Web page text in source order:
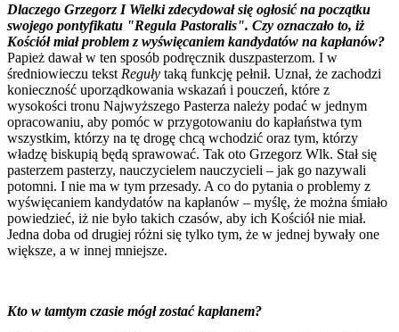
Dlaczego Grzegorz I Wielki zdecydował się ogłosić na początku
swojego pontyfikatu "Regula Pastoralis". Czy oznaczało to, iż
Kościół miał problem z wyświęcaniem kandydatów na kapłanów?
Papież dawał w ten sposób podręcznik duszpasterzom. I w
średniowieczu tekst Reguły taką funkcję pełnił. Uznał, że zachodzi
konieczność uporządkowania wskazań i pouczeń, które z
wysokości tronu Najwyższego Pasterza należy podać w jednym
opracowaniu, aby pomóc w przygotowaniu do kapłaństwa tym
wszystkim, którzy na tę drogę chcą wchodzić oraz tym, którzy
władzę biskupią będą sprawować. Tak oto Grzegorz Wlk. Stał się
pasterzem pasterzy, nauczycielem nauczycieli – jak go nazywali
potomni. I nie ma w tym przesady. A co do pytania o problemy z
wyświęcaniem kandydatów na kapłanów – myślę, że można śmiało
powiedzieć, iż nie było takich czasów, aby ich Kościół nie miał.
Jedna doba od drugiej różni się tylko tym, że w jednej bywały one
większe, a w innej mniejsze.
Kto w tamtym czasie mógł zostać kapłanem?